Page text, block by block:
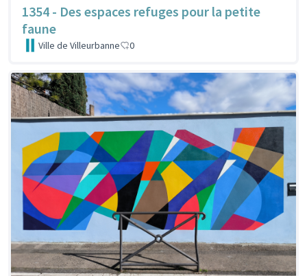
1354 - Des espaces refuges pour la petite
faune
Ville de Villeurbanne 0